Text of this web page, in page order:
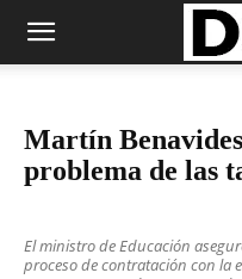
Martín
problema de las
El ministro de Educación
proceso de contratación con la